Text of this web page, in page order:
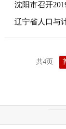
沈阳市召开
辽宁省人口与
共4页